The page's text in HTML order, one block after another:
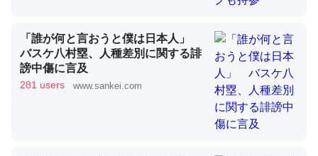
論文では「淡水はカルシウムも酸素も不足してて両方に不
利だから両方が拮抗してるのでは」とあって面白い。海に
いる鋏角類（カブトガニ・ウミグモ）はカルシウムを使わ
ずキチンを強化してる筈だが、酵素が違うのか？
─ニュース :: 【研究発表】昆虫学の大問題＝「昆虫はなぜ海にいな
「誰が何と言おうと僕は日本人」
バスケ八村塁、人種差別に関する誹
謗中傷に言及
281 users www.sankei.com